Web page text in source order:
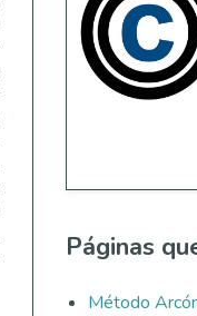
Páginas
Método